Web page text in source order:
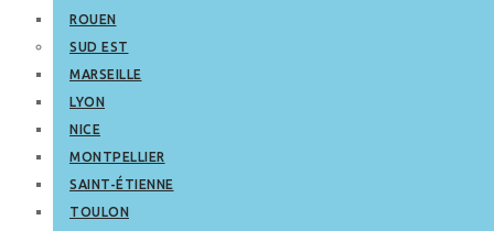
ROUEN
SUD EST
MARSEILLE
LYON
NICE
MONTPELLIER
SAINT-ÉTIENNE
TOULON